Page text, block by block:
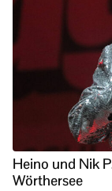
Heino und Nik
Wörthersee